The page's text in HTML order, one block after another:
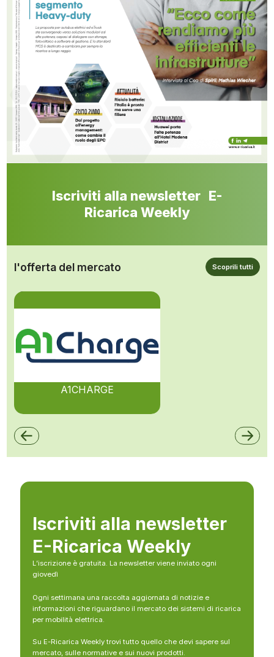
Iscriviti alla newsletter E-
Ricarica Weekly
l'offerta del mercato Scoprili tutti
A1CHARGE
Iscriviti alla newsletter
E-Ricarica Weekly
L’iscrizione è gratuita. La newsletter viene inviato ogni
giovedì
Ogni settimana una raccolta aggiornata di notizie e
informazioni che riguardano il mercato dei sistemi di ricarica
per mobilità elettrica.
Su E-Ricarica Weekly trovi tutto quello che devi sapere sul
mercato, sulle normative e sui nuovi prodotti.